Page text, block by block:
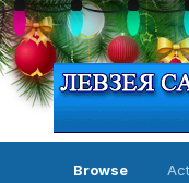
Browse